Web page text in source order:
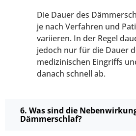
Die Dauer des
je nach Verfahren und
variieren. In der Regel
jedoch nur für die Dauer
medizinischen Eingriffs
danach schnell ab.
6. Was sind die
Dämmerschlaf?